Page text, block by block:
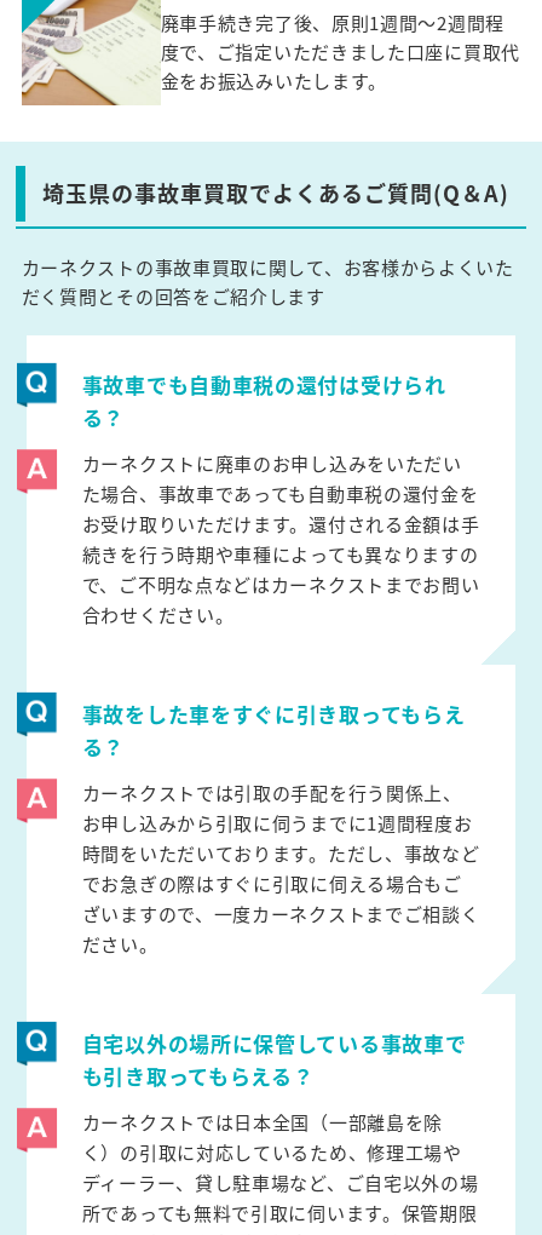
廃車手続き完了後、原則1週間～2週間程
度で、ご指定いただきました口座に買取代
金をお振込みいたします。
埼玉県の事故車買取でよくあるご質問(Q＆A)
カーネクストの事故車買取に関して、お客様からよくいた
だく質問とその回答をご紹介します
事故車でも自動車税の還付は受けられ
る？
カーネクストに廃車のお申し込みをいただい
た場合、事故車であっても自動車税の還付金を
お受け取りいただけます。還付される金額は手
続きを行う時期や車種によっても異なりますの
で、ご不明な点などはカーネクストまでお問い
合わせください。
事故をした車をすぐに引き取ってもらえ
る？
カーネクストでは引取の手配を行う関係上、
お申し込みから引取に伺うまでに1週間程度お
時間をいただいております。ただし、事故など
でお急ぎの際はすぐに引取に伺える場合もご
ざいますので、一度カーネクストまでご相談く
ださい。
自宅以外の場所に保管している事故車で
も引き取ってもらえる？
カーネクストでは日本全国（一部離島を除
く）の引取に対応しているため、修理工場や
ディーラー、貸し駐車場など、ご自宅以外の場
所であっても無料で引取に伺います。保管期限